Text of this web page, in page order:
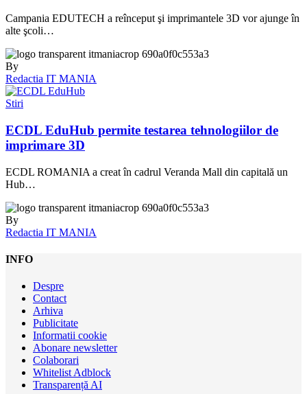
Campania EDUTECH a reînceput şi imprimantele 3D vor ajunge în
alte şcoli…
By
Redactia IT MANIA
Stiri
ECDL EduHub permite testarea tehnologiilor de
imprimare 3D
ECDL ROMANIA a creat în cadrul Veranda Mall din capitală un
Hub…
By
Redactia IT MANIA
INFO
Despre
Contact
Arhiva
Publicitate
Informatii cookie
Abonare newsletter
Colaborari
Whitelist Adblock
Transparență AI